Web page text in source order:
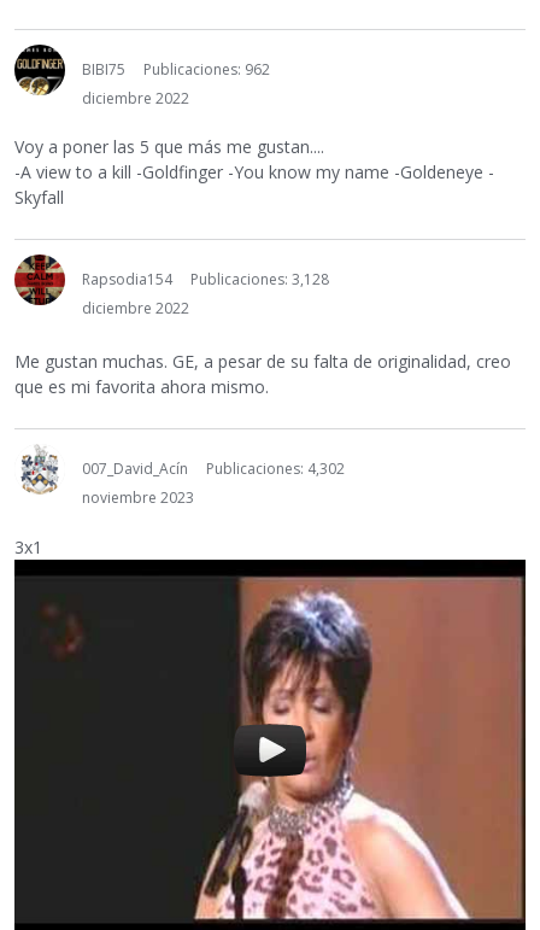
BIBI75
Publicaciones: 962
diciembre 2022
Voy a poner las 5 que más me gustan....
-A view to a kill -Goldfinger -You know my name -Goldeneye -
Skyfall
Rapsodia154
Publicaciones: 3,128
diciembre 2022
Me gustan muchas. GE, a pesar de su falta de originalidad, creo
que es mi favorita ahora mismo.
007_David_Acín
Publicaciones: 4,302
noviembre 2023
3x1